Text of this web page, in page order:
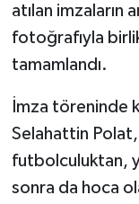
atılan imzaların
fotoğrafıyla
tamamlandı.
İmza töreninde
Selahattin
futbolculuktan,
sonra da hoca
GÜNDEM
Güvenlik
HABERDE
İş Dünyası